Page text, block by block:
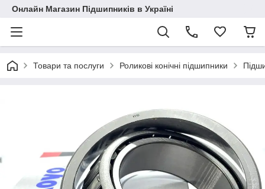
Онлайн Магазин Підшипників в Україні
Товари та послуги Роликові конічні підшипники